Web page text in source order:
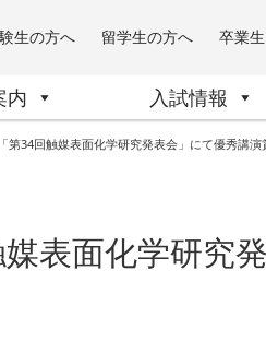
生の方へ 留学生の方へ 卒業
内 入試情報
「第34回触媒表面化学研究発表会」にて優秀講演
媒表面化学研究